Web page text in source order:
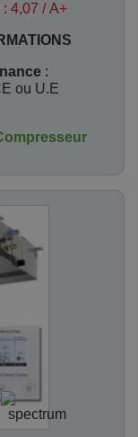
: 4,07 / A+
:
ou U.E